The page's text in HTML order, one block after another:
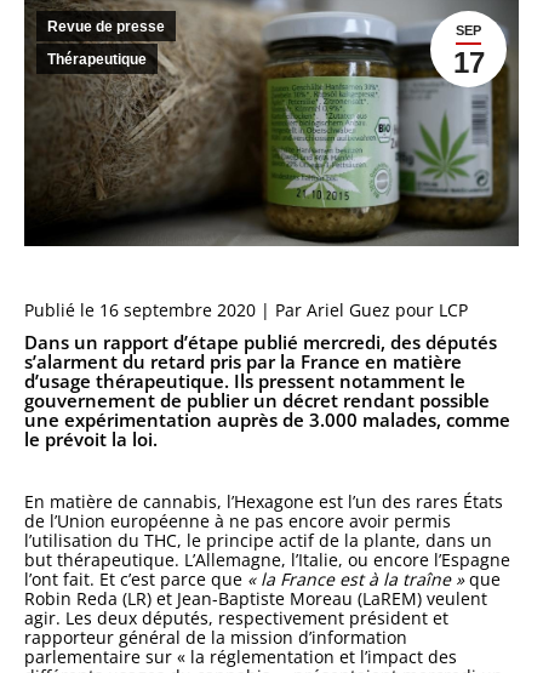
SEP
17
Revue de presse
Thérapeutique
Publié le 16 septembre 2020 | Par Ariel Guez pour LCP
Dans un rapport d’étape publié mercredi, des députés
s’alarment du retard pris par la France en matière
d’usage thérapeutique. Ils pressent notamment le
gouvernement de publier un décret rendant possible
une expérimentation auprès de 3.000 malades, comme
le prévoit la loi.
En matière de cannabis, l’Hexagone est l’un des rares États
de l’Union européenne à ne pas encore avoir permis
l’utilisation du THC, le principe actif de la plante, dans un
but thérapeutique. L’Allemagne, l’Italie, ou encore l’Espagne
l’ont fait. Et c’est parce que « la France est à la traîne »que
Robin Reda (LR) et Jean-Baptiste Moreau (LaREM) veulent
agir. Les deux députés, respectivement président et
rapporteur général de la mission d’information
parlementaire sur « la réglementation et l’impact des